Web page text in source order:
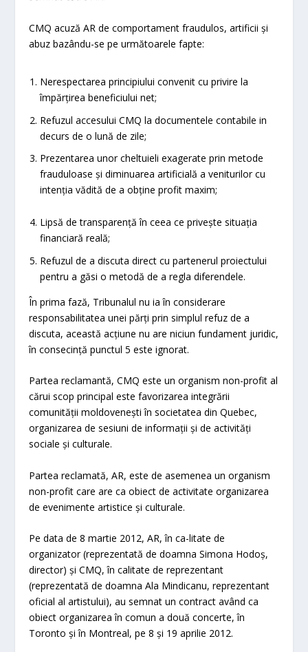
CMQ acuză AR de comportament fraudulos, artificii și
abuz bazându-se pe următoarele fapte:
Nerespectarea principiului convenit cu privire la
împărțirea beneficiului net;
Refuzul accesului CMQ la documentele contabile in
decurs de o lună de zile;
Prezentarea unor cheltuieli exagerate prin metode
frauduloase și diminuarea artificială a veniturilor cu
intenția vădită de a obține profit maxim;
Lipsă de transparență în ceea ce privește situația
financiară reală;
Refuzul de a discuta direct cu partenerul proiectului
pentru a găsi o metodă de a regla diferendele.
În prima fază, Tribunalul nu ia în considerare
responsabilitatea unei părți prin simplul refuz de a
discuta, această acțiune nu are niciun fundament juridic,
în consecință punctul 5 este ignorat.
Partea reclamantă, CMQ este un organism non-profit al
cărui scop principal este favorizarea integrării
comunității moldovenești în societatea din Quebec,
organizarea de sesiuni de informații și de activități
sociale și culturale.
Partea reclamată, AR, este de asemenea un organism
non-profit care are ca obiect de activitate organizarea
de evenimente artistice și culturale.
Pe data de 8 martie 2012, AR, în ca-litate de
organizator (reprezentată de doamna Simona Hodoș,
director) și CMQ, în calitate de reprezentant
(reprezentată de doamna Ala Mindicanu, reprezentant
oficial al artistului), au semnat un contract având ca
obiect organizarea în comun a două concerte, în
Toronto și în Montreal, pe 8 și 19 aprilie 2012.